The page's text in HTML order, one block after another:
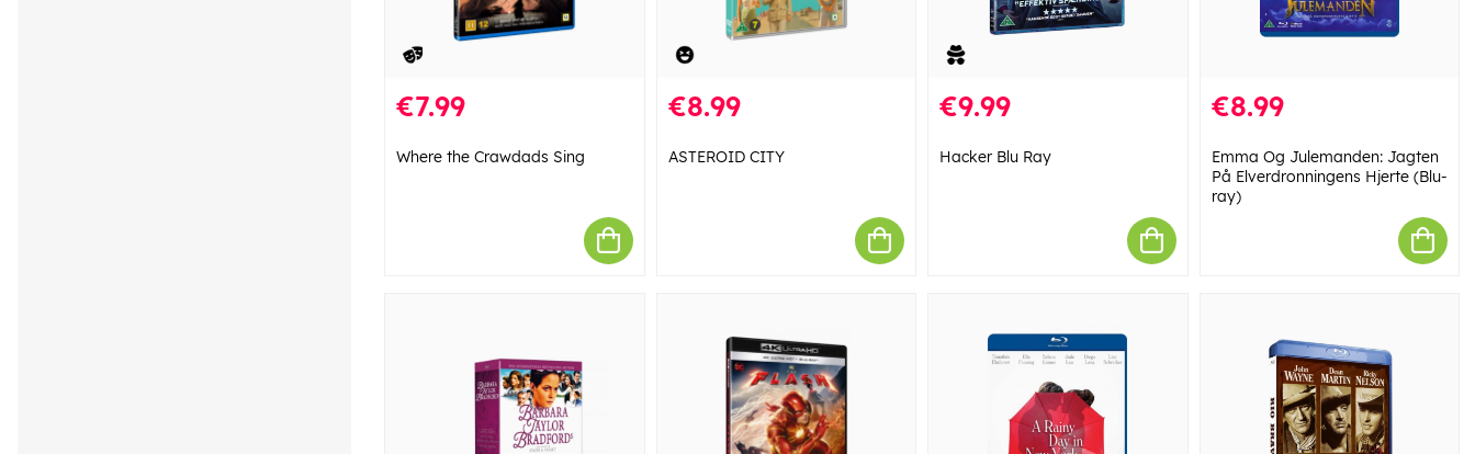
€7.99
Where the Crawdads Sing
€8.99
ASTEROID CITY
€9.99
Hacker Blu Ray
€8.99
Emma Og Julemanden: Jagten
På Elverdronningens Hjerte (Blu-
ray)